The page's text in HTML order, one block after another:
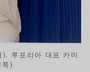
루포리아 대표 카미
)